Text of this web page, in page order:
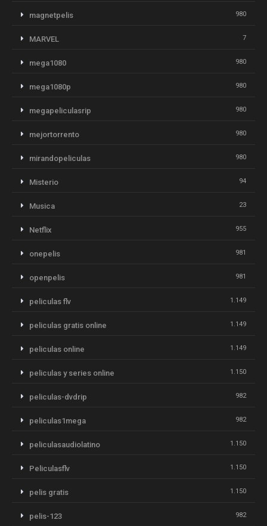
magnetpelis 980
MARVEL 7
mega1080 980
mega1080p 980
megapeliculasrip 980
mejortorrento 980
mirandopeliculas 980
Misterio 94
Musica 23
Netflix 955
onepelis 981
openpelis 981
peliculas flv 1.149
peliculas gratis online 1.149
peliculas online 1.149
peliculas y series online 1.150
peliculas-dvdrip 982
peliculas1mega 982
peliculasaudiolatino 1.150
Peliculasflv 1.150
pelis gratis 1.150
pelis-123 982